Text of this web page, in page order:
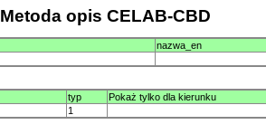
Metoda opis CELAB-CBD
nazwa_en
typ Pokaż tylko dla kierunku
1